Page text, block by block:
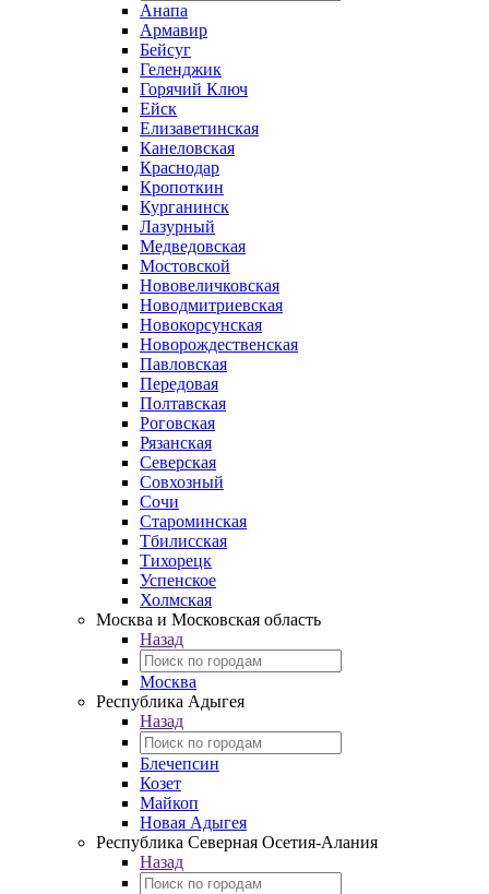
Анапа
Армавир
Бейсуг
Геленджик
Горячий Ключ
Ейск
Елизаветинская
Канеловская
Краснодар
Кропоткин
Курганинск
Лазурный
Медведовская
Мостовской
Нововеличковская
Новодмитриевская
Новокорсунская
Новорождественская
Павловская
Передовая
Полтавская
Роговская
Рязанская
Северская
Совхозный
Сочи
Староминская
Тбилисская
Тихорецк
Успенское
Холмская
Москва и Московская область
Назад
Москва
Республика Адыгея
Назад
Блечепсин
Козет
Майкоп
Новая Адыгея
Республика Северная Осетия-Алания
Назад